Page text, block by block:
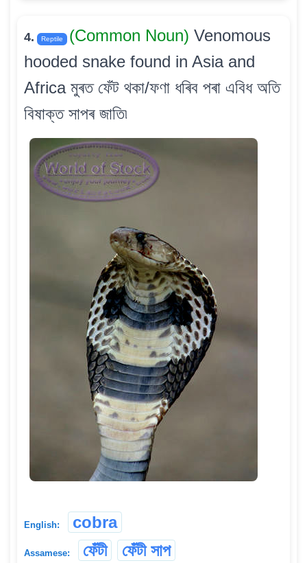
4. Reptile (Common Noun) Venomous
hooded snake found in Asia and
Africa মুৰত ফেঁট থকা/ফণা ধৰিব পৰা এবিধ অতি
বিষাক্ত সাপৰ জাতি৷
English: cobra
Assamese: ফেঁটী ফেঁটী সাপ